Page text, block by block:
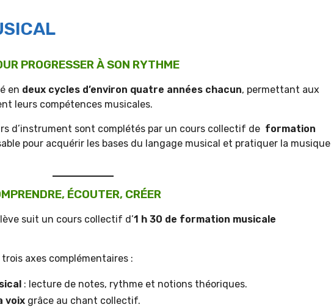
PROGRESSER À SON RYTHME
en deux cycles d’environ quatre années chacun, permettant aux
leurs compétences musicales.
d’instrument sont complétés par un cours collectif de formation
pour acquérir les bases du langage musical et pratiquer la musique
ÉCOUTER, CRÉER
suit un cours collectif d’1 h 30 de formation musicale
axes complémentaires :
: lecture de notes, rythme et notions théoriques.
voix grâce au chant collectif.